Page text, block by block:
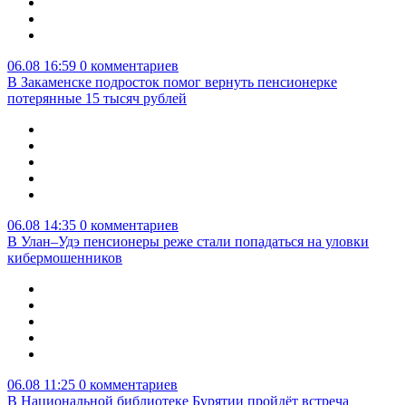
06.08 16:59 0 комментариев
В Закаменске подросток помог вернуть пенсионерке
потерянные 15 тысяч рублей
06.08 14:35 0 комментариев
В Улан–Удэ пенсионеры реже стали попадаться на уловки
кибермошенников
06.08 11:25 0 комментариев
В Национальной библиотеке Бурятии пройдёт встреча